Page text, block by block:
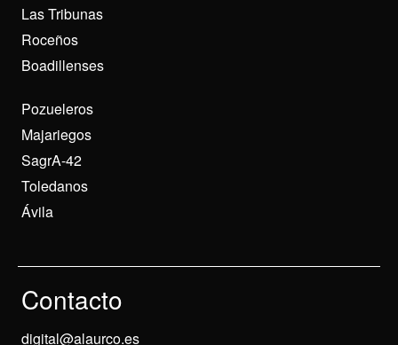
Las Tribunas
Roceños
Boadillenses
Pozueleros
Majariegos
SagrA-42
Toledanos
Ávila
Contacto
digital@alaurco.es